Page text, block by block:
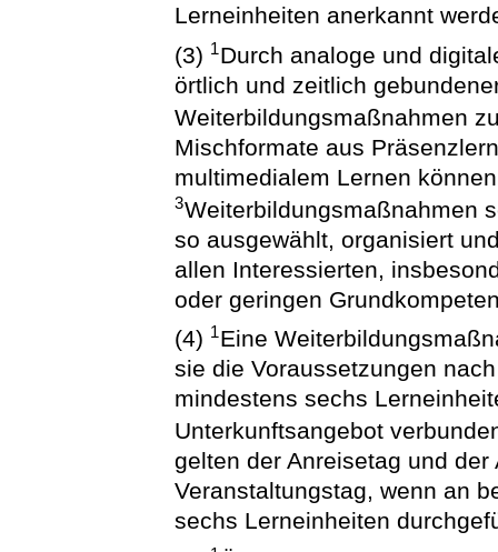
Lerneinheiten anerkannt
(3) 1Durch analoge und
örtlich und zeitlich
Weiterbildungsmaßnahmen
Mischformate aus
multimedialem Lernen
3Weiterbildungsmaßnahmen
so ausgewählt, organisiert
allen Interessierten,
oder geringen
(4) 1Eine
sie die Voraussetzungen
mindestens sechs
Unterkunftsangebot
gelten der Anreisetag und
Veranstaltungstag, wenn an
sechs Lerneinheiten